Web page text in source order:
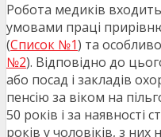
Робота медиків
умовами праці
(Список №1) та
№2). Відповідно до
або посад і закладів
пенсію за віком на
50 років і за наявності
років у чоловіків, з